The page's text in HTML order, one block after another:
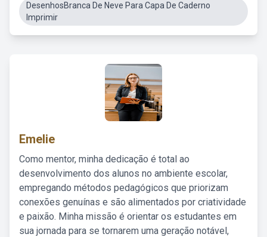
DesenhosBranca De Neve Para Capa De Caderno
Imprimir
Emelie
Como mentor, minha dedicação é total ao
desenvolvimento dos alunos no ambiente escolar,
empregando métodos pedagógicos que priorizam
conexões genuínas e são alimentados por criatividade
e paixão. Minha missão é orientar os estudantes em
sua jornada para se tornarem uma geração notável,